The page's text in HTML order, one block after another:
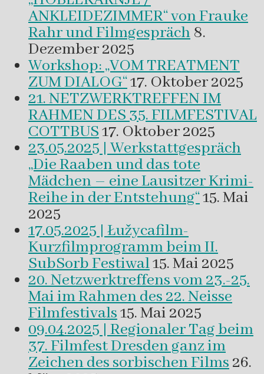
ANKLEIDEZIMMER“ von Frauke
Rahr und Filmgespräch 8.
Dezember 2025
Workshop: „VOM TREATMENT
ZUM DIALOG“17. Oktober 2025
21. NETZWERKTREFFEN IM
RAHMEN DES 35. FILMFESTIVAL
COTTBUS17. Oktober 2025
23.05.2025 | Werkstattgespräch
„Die Raaben und das tote
Mädchen – eine Lausitzer Krimi-
Reihe in der Entstehung“15. Mai
2025
17.05.2025 | Łužycafilm-
Kurzfilmprogramm beim II.
SubSorb Festiwal15. Mai 2025
20. Netzwerktreffens vom 23.-25.
Mai im Rahmen des 22. Neisse
Filmfestivals15. Mai 2025
09.04.2025 | Regionaler Tag beim
37. Filmfest Dresden ganz im
Zeichen des sorbischen Films 26.